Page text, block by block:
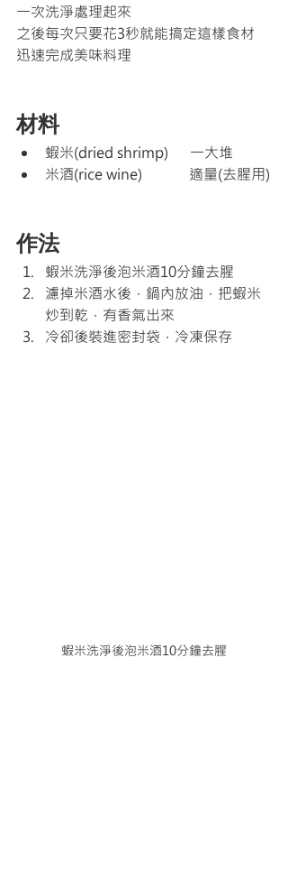
一次洗淨處理起來
之後每次只要花3秒就能搞定這樣食材
迅速完成美味料理
材料
蝦米(dried shrimp)      一大堆
米酒(rice wine)             適量(去腥用)
作法
蝦米洗淨後泡米酒10分鐘去腥
濾掉米酒水後，鍋內放油，把蝦米
炒到乾，有香氣出來
冷卻後裝進密封袋，冷凍保存
蝦米洗淨後泡米酒10分鐘去腥